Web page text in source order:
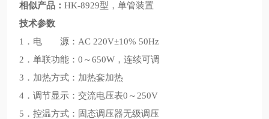
相似产品： HK-8929型，单管装置
技术参数
1．电 源：AC 220V±10% 50Hz
2．单联功能：0～650W，连续可调
3．加热方式：加热套加热
4．调节显示：交流电压表0～250V
5．控温方式：固态调压器无级调压